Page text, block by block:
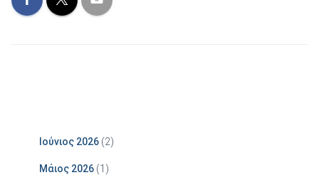
Ιούνιος 2026 (2)
Μάιος 2026 (1)